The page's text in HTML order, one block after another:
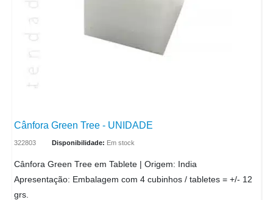
Cânfora Green Tree - UNIDADE
322803 Disponibilidade: Em stock
Cânfora Green Tree em Tablete | Origem: India
Apresentação: Embalagem com 4 cubinhos / tabletes = +/- 12
grs.